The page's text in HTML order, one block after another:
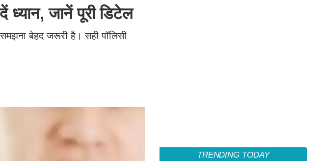
जानें पूरी डिटेल
समझना बेहद जरूरी है। सही पॉलिसी
TRENDING TODAY